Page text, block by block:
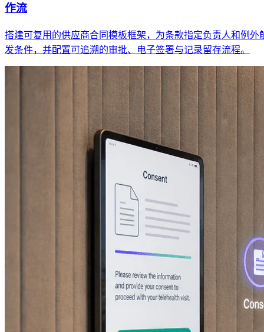
作流
搭建可复用的供应商合同模板框架，为条款指定负责人和例外
发条件，并配置可追溯的审批、电子签署与记录留存流程。